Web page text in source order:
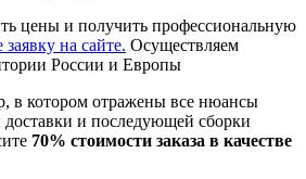
цены и получить профессиональную
заявку на сайте. Осуществляем
России и Европы
в котором отражены все нюансы
доставки и последующей сборки
70% стоимости заказа в качестве